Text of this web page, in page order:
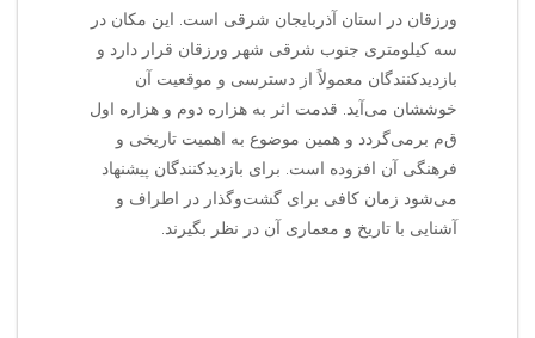
ورزقان در استان آذربایجان شرقی است. این مکان در
سه کیلومتری جنوب شرقی شهر ورزقان قرار دارد و
بازدیدکنندگان معمولاً از دسترسی و موقعیت آن
خوششان می‌آید. قدمت اثر به هزاره دوم و هزاره اول
ق‌م‌ برمی‌گردد و همین موضوع به اهمیت تاریخی و
فرهنگی آن افزوده است. برای بازدیدکنندگان پیشنهاد
می‌شود زمان کافی برای گشت‌وگذار در اطراف و
آشنایی با تاریخ و معماری آن در نظر بگیرند.